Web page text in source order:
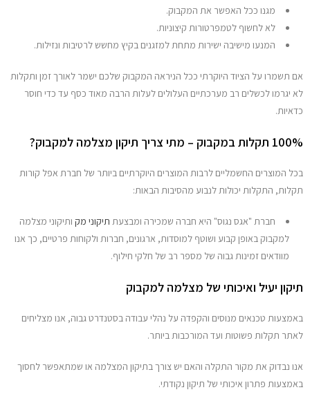
מגנו ככל האפשר את המקבוק.
לא לחשוף לטמפרטורות קיצוניות.
המנעו מישיבה ישירות מתחת למזגנים בקיץ מחשש לרטיבות ונזילות.
אם תשמרו על הציוד היוקרתי ככל הניראה המקבוק שלכם ישמר לאורך זמן ותקלות
לא יגרמו לכשלים רב מערכתיים העלולים לעלות הרבה מאוד כסף עד כדי חוסר
כדאיות.
100% תקלות במקבוק – מתי צריך תיקון מצלמה למקבוק?
בכל המוצרים החשמליים לרבות המוצרים היוקרתיים ביותר של חברת אפל קורות
תקלות, התקלות יכולות לנבוע מהסיבות הבאות:
חברת "אגס נגוס" היא חברה שמכירה ומבצעת תיקוני מק ותיקוני מצלמה
למקבוק באופן קבוע ושוטף למוסדות, ארגונים, חברות ולקוחות פרטיים, כך אנו
מוודאים זמינות גבוה של מספר רב של חלקי חילוף.
תיקון יעיל ואיכותי של מצלמה למקבוק
באמצעות טכנאים מנוסים והקפדה על נהלי עבודה בסטנדרט גבוה, אנו מצליחים
לאתר תקלות פשוטות ועד המורכבות ביותר.
אנו נבדוק את מקור התקלה והאם יש צורך בתיקון המצלמה או שמתאפשר לחסוך
באמצעות פתרון איכותי של תיקון נקודתי.